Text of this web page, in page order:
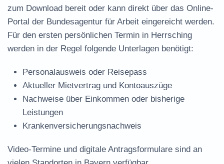
zum Download bereit oder kann direkt über das Online-
Portal der Bundesagentur für Arbeit eingereicht werden.
Für den ersten persönlichen Termin in Herrsching
werden in der Regel folgende Unterlagen benötigt:
Personalausweis oder Reisepass
Aktueller Mietvertrag und Kontoauszüge
Nachweise über Einkommen oder bisherige
Leistungen
Krankenversicherungsnachweis
Video-Termine und digitale Antragsformulare sind an